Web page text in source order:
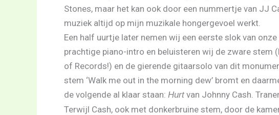
Stones, maar het kan ook door een nummertje van JJ
muziek altijd op mijn muzikale hongergevoel werkt.
Een half uurtje later nemen wij een eerste slok van
prachtige piano-intro en beluisteren wij de zware stem
of Records!) en de gierende gitaarsolo van dit
stem ‘Walk me out in the morning dew’ bromt en
de volgende al klaar staan: Hurtvan Johnny Cash.
Terwijl Cash, ook met donkerbruine stem, door de